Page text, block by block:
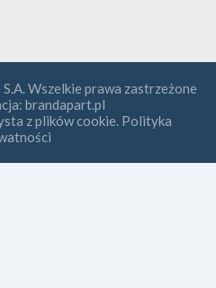
Wszelkie prawa zastrzeżone
brandapart.pl
z plików cookie. Polityka